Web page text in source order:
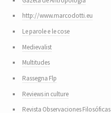
http://www.marcodotti.eu
Le parole e le cose
Medievalist
Multitudes
Rassegna Flp
Reviews in culture
Revista Observaciones Filosóficas